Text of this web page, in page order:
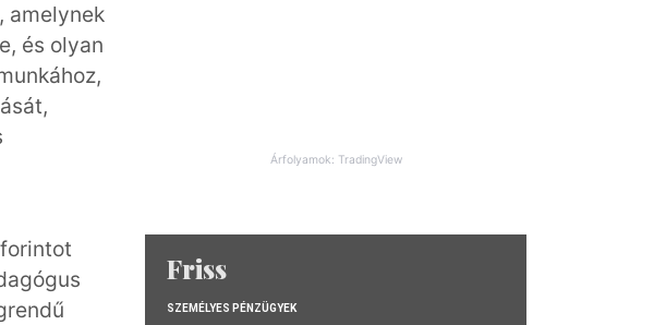
amelynek
és olyan
Árfolyamok: TradingView
Friss
SZEMÉLYES PÉNZÜGYEK